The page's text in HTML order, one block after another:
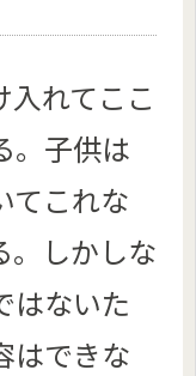
れてここ
。子供は
てこれな
。しかしな
はないた
はできな